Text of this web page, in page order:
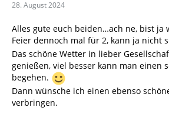
28. August 2024
Alles gute euch beiden…ach ne, bist ja
Feier dennoch mal für 2, kann ja nicht
Das schöne Wetter in lieber
genießen, viel besser kann man einen
begehen.
Dann wünsche ich einen ebenso
verbringen.